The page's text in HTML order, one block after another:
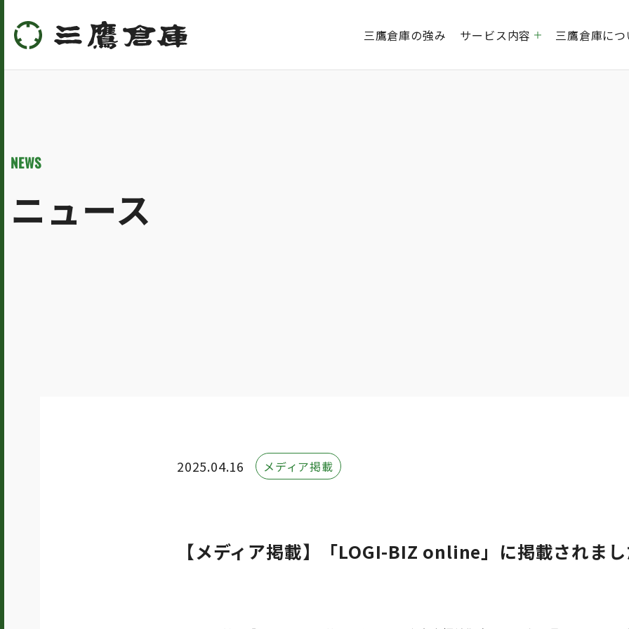
三鷹倉庫の強み サービス内容 三鷹倉庫につ
NEWS
ニュース
2025.04.16 メディア掲載
【メディア掲載】「LOGI-BIZ online」に掲載されまし